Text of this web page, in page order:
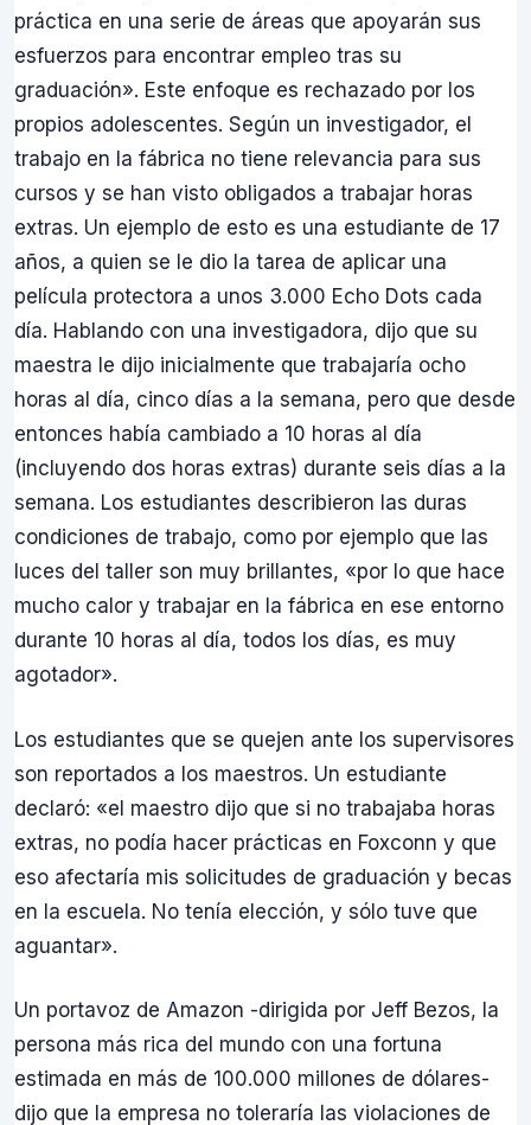
práctica en una serie de áreas que apoyarán sus
esfuerzos para encontrar empleo tras su
graduación». Este enfoque es rechazado por los
propios adolescentes. Según un investigador, el
trabajo en la fábrica no tiene relevancia para sus
cursos y se han visto obligados a trabajar horas
extras. Un ejemplo de esto es una estudiante de 17
años, a quien se le dio la tarea de aplicar una
película protectora a unos 3.000 Echo Dots cada
día. Hablando con una investigadora, dijo que su
maestra le dijo inicialmente que trabajaría ocho
horas al día, cinco días a la semana, pero que desde
entonces había cambiado a 10 horas al día
(incluyendo dos horas extras) durante seis días a la
semana. Los estudiantes describieron las duras
condiciones de trabajo, como por ejemplo que las
luces del taller son muy brillantes, «por lo que hace
mucho calor y trabajar en la fábrica en ese entorno
durante 10 horas al día, todos los días, es muy
agotador».
Los estudiantes que se quejen ante los supervisores
son reportados a los maestros. Un estudiante
declaró: «el maestro dijo que si no trabajaba horas
extras, no podía hacer prácticas en Foxconn y que
eso afectaría mis solicitudes de graduación y becas
en la escuela. No tenía elección, y sólo tuve que
aguantar».
Un portavoz de Amazon -dirigida por Jeff Bezos, la
persona más rica del mundo con una fortuna
estimada en más de 100.000 millones de dólares-
dijo que la empresa no toleraría las violaciones de